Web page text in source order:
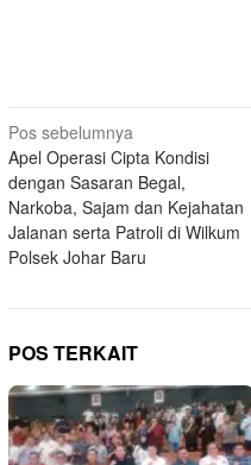
Navigasi
pos
Pos sebelumnya
Apel Operasi Cipta Kondisi
dengan Sasaran Begal,
Narkoba, Sajam dan Kejahatan
Jalanan serta Patroli di Wilkum
Polsek Johar Baru
POS TERKAIT